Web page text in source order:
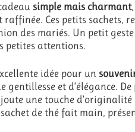
simple mais charmant
Ces petits sachets,
des mariés. Un petit
petites attentions.
idée pour un
gentillesse et d’élégance.
une touche d’originalité
de thé fait main,